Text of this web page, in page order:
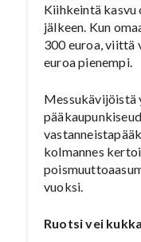
Kiihkeintä
jälkeen. Kun
300 euroa, viittä
euroa pienempi.
Messukävijöistä
kolmannes
vuoksi.
Ruotsi vei